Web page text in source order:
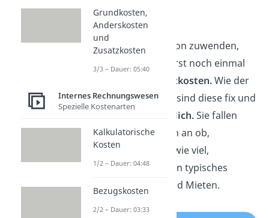
Bevor wir uns der
Fixkostendegression zuwenden,
wiederholen wir erst noch einmal
Fixkosten.Wie der
Name schon sagt, sind diese fix und
unveränderlich.Sie fallen
unabhängigdavon an ob,
beziehungsweise wie viel,
produziert wird. Ein typisches
Beispiel hierfür sind Mieten.
Grundkosten,
Anderskosten
und
Zusatzkosten
3/3 – Dauer: 05:40
Internes Rechnungswesen
Spezielle Kostenarten
Kalkulatorische
Kosten
1/2 – Dauer: 04:48
Bezugskosten
2/2 – Dauer: 03:33